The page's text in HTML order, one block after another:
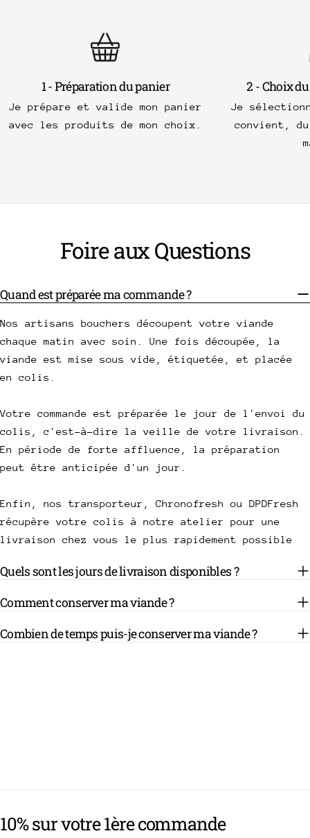
1 - Préparation du panier
Je prépare et valide mon panier
avec les produits de mon choix.
2 - Choix
Je
convient,
Foire aux Questions
Quand est préparée ma commande ?
Nos artisans bouchers découpent votre viande
chaque matin avec soin. Une fois découpée, la
viande est mise sous vide, étiquetée, et placée
en colis.
Votre commande est préparée le jour de l'envoi du
colis, c'est-à-dire la veille de votre livraison.
En période de forte affluence, la préparation
peut être anticipée d'un jour.
Enfin, nos transporteur, Chronofresh ou DPDFresh
récupère votre colis à notre atelier pour une
livraison chez vous le plus rapidement possible
Quels sont les jours de livraison disponibles ?
Comment conserver ma viande ?
Combien de temps puis-je conserver ma viande ?
10% sur votre 1ère commande